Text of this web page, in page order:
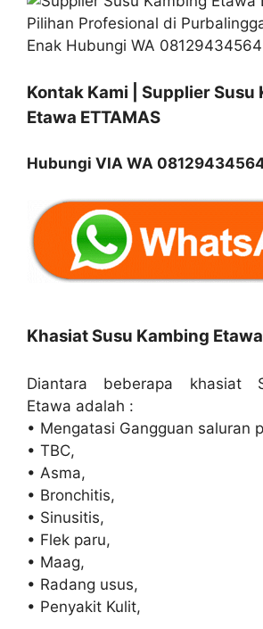
Kontak Kami | Supplier Susu
Etawa ETTAMAS
Hubungi VIA WA
Khasiat Susu Kambing Etawa
Diantara beberapa khasiat
Etawa adalah :
• Mengatasi Gangguan saluran
• TBC,
• Asma,
• Bronchitis,
• Sinusitis,
• Flek paru,
• Maag,
• Radang usus,
• Penyakit Kulit,